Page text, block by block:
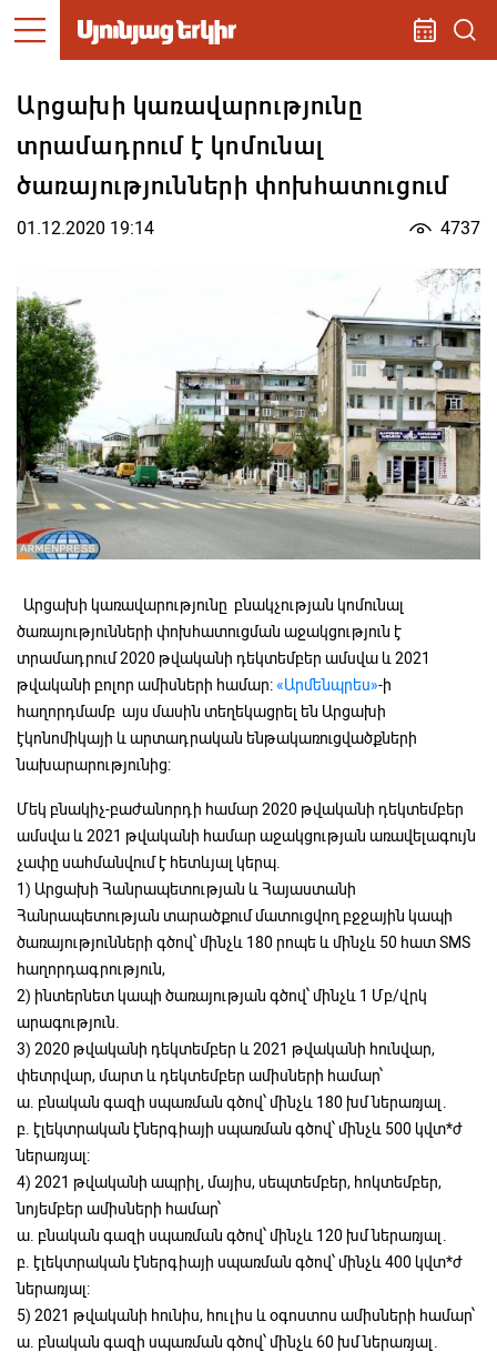
Արցախի կառավարությունը
տրամադրում է կոմունալ
ծառայությունների փոխհատուցում
01.12.2020 19:14 4737
Արցախի կառավարությունը բնակչության կոմունալ
ծառայությունների փոխհատուցման աջակցություն է
տրամադրում 2020 թվականի դեկտեմբեր ամսվա և 2021
թվականի բոլոր ամիսների համար:«Արմենպրես»-ի
հաղորդմամբ այս մասին տեղեկացրել են Արցախի
էկոնոմիկայի և արտադրական ենթակառուցվածքների
նախարարությունից:
Մեկ բնակիչ-բաժանորդի համար 2020 թվականի դեկտեմբեր
ամսվա և 2021 թվականի համար աջակցության առավելագույն
չափը սահմանվում է հետևյալ կերպ.
1) Արցախի Հանրապետության և Հայաստանի
Հանրապետության տարածքում մատուցվող բջջային կապի
ծառայությունների գծով՝ մինչև 180 րոպե և մինչև 50 հատ SMS
հաղորդագրություն,
2) ինտերնետ կապի ծառայության գծով՝ մինչև 1 Մբ/վրկ
արագություն.
3) 2020 թվականի դեկտեմբեր և 2021 թվականի հունվար,
փետրվար, մարտ և դեկտեմբեր ամիսների համար՝
ա. բնական գազի սպառման գծով՝ մինչև 180 խմ ներառյալ.
բ. էլեկտրական էներգիայի սպառման գծով՝ մինչև 500 կվտ*ժ
ներառյալ:
4) 2021 թվականի ապրիլ, մայիս, սեպտեմբեր, հոկտեմբեր,
նոյեմբեր ամիսների համար՝
ա. բնական գազի սպառման գծով՝ մինչև 120 խմ ներառյալ.
բ. էլեկտրական էներգիայի սպառման գծով՝ մինչև 400 կվտ*ժ
ներառյալ:
5) 2021 թվականի հունիս, հուլիս և օգոստոս ամիսների համար՝
ա. բնական գազի սպառման գծով՝ մինչև 60 խմ ներառյալ.